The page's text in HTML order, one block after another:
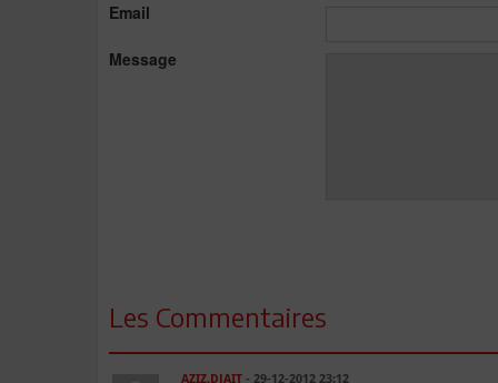
Email
Message
Les Commentaires
AZIZ.DJAIT- 29-12-2012 23:12